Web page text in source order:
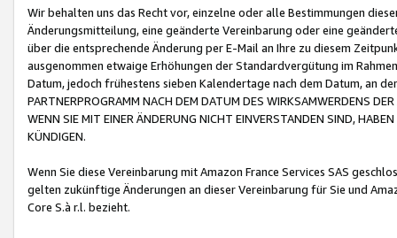
Wir behalten uns das Recht vor, einzelne oder alle Bestimmungen
Änderungsmitteilung, eine geänderte Vereinbarung oder eine
über die entsprechende Änderung per E-Mail an Ihre zu diesem
ausgenommen etwaige Erhöhungen der Standardvergütung im
Datum, jedoch frühestens sieben Kalendertage nach dem Datum, an
PARTNERPROGRAMM NACH DEM DATUM DES WIRKSAMWERDENS
WENN SIE MIT EINER ÄNDERUNG NICHT EINVERSTANDEN SIND,
KÜNDIGEN.
Wenn Sie diese Vereinbarung mit Amazon France Services SAS
gelten zukünftige Änderungen an dieser Vereinbarung für Sie und
Core S.à r.l. bezieht.